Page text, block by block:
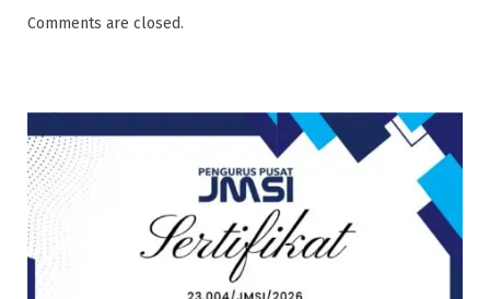
Comments are closed.